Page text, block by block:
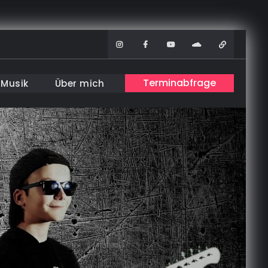
InstagramFacebook
YoutubeSoundcloud
Musik Über mich Terminabfrage